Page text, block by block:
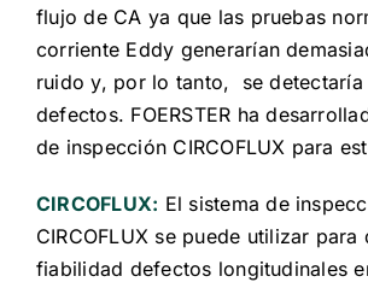
flujo de CA ya que las pruebas
corriente Eddy generarían
ruido y, por lo tanto, se detectaría
defectos. FOERSTER ha
de inspección CIRCOFLUX para
CIRCOFLUX: El sistema de
CIRCOFLUX se puede utilizar
fiabilidad defectos longitudinales